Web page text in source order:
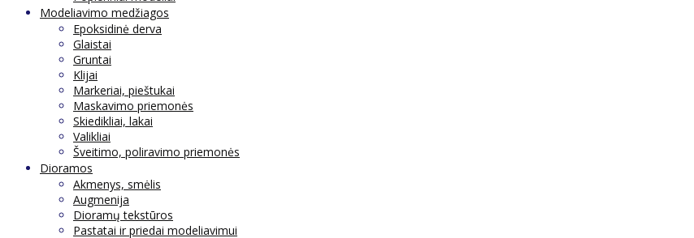
Modeliavimo medžiagos
Epoksidinė derva
Glaistai
Gruntai
Klijai
Markeriai, pieštukai
Maskavimo priemonės
Skiedikliai, lakai
Valikliai
Šveitimo, poliravimo priemonės
Dioramos
Akmenys, smėlis
Augmenija
Dioramų tekstūros
Pastatai ir priedai modeliavimui